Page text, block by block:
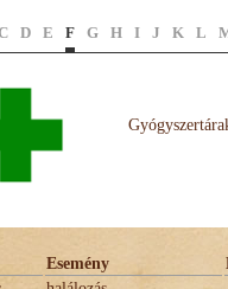
D E F G H I J K L
Esemény